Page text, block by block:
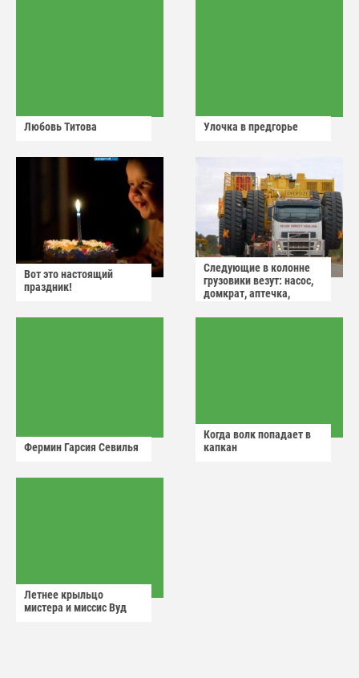
Любовь Титова Улочка в предгорье
Вот это настоящий
праздник!
Следующие в колонне
грузовики везут: насос,
домкрат, аптечка,
Фермин Гарсия Севилья
Когда волк попадает в
капкан
Летнее крыльцо
мистера и миссис Вуд